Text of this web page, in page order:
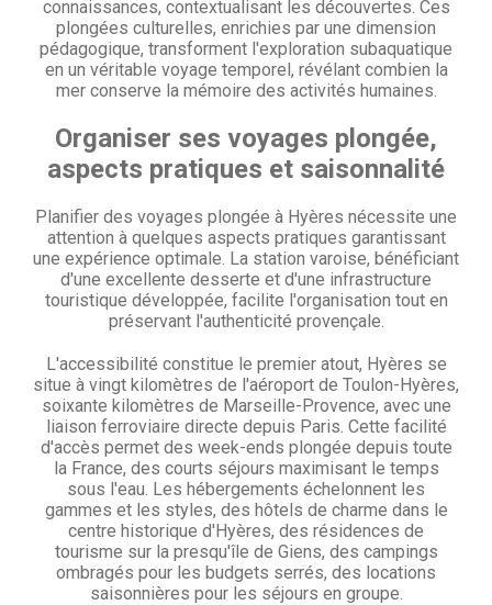
connaissances, contextualisant les découvertes. Ces
plongées culturelles, enrichies par une dimension
pédagogique, transforment l'exploration subaquatique
en un véritable voyage temporel, révélant combien la
mer conserve la mémoire des activités humaines.
Organiser ses voyages plongée,
aspects pratiques et saisonnalité
Planifier des voyages plongée à Hyères nécessite une
attention à quelques aspects pratiques garantissant
une expérience optimale. La station varoise, bénéficiant
d'une excellente desserte et d'une infrastructure
touristique développée, facilite l'organisation tout en
préservant l'authenticité provençale.
L'accessibilité constitue le premier atout, Hyères se
situe à vingt kilomètres de l'aéroport de Toulon-Hyères,
soixante kilomètres de Marseille-Provence, avec une
liaison ferroviaire directe depuis Paris. Cette facilité
d'accès permet des week-ends plongée depuis toute
la France, des courts séjours maximisant le temps
sous l'eau. Les hébergements échelonnent les
gammes et les styles, des hôtels de charme dans le
centre historique d'Hyères, des résidences de
tourisme sur la presqu'île de Giens, des campings
ombragés pour les budgets serrés, des locations
saisonnières pour les séjours en groupe.